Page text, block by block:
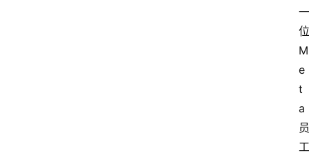
一
位
M
e
t
a
员
工